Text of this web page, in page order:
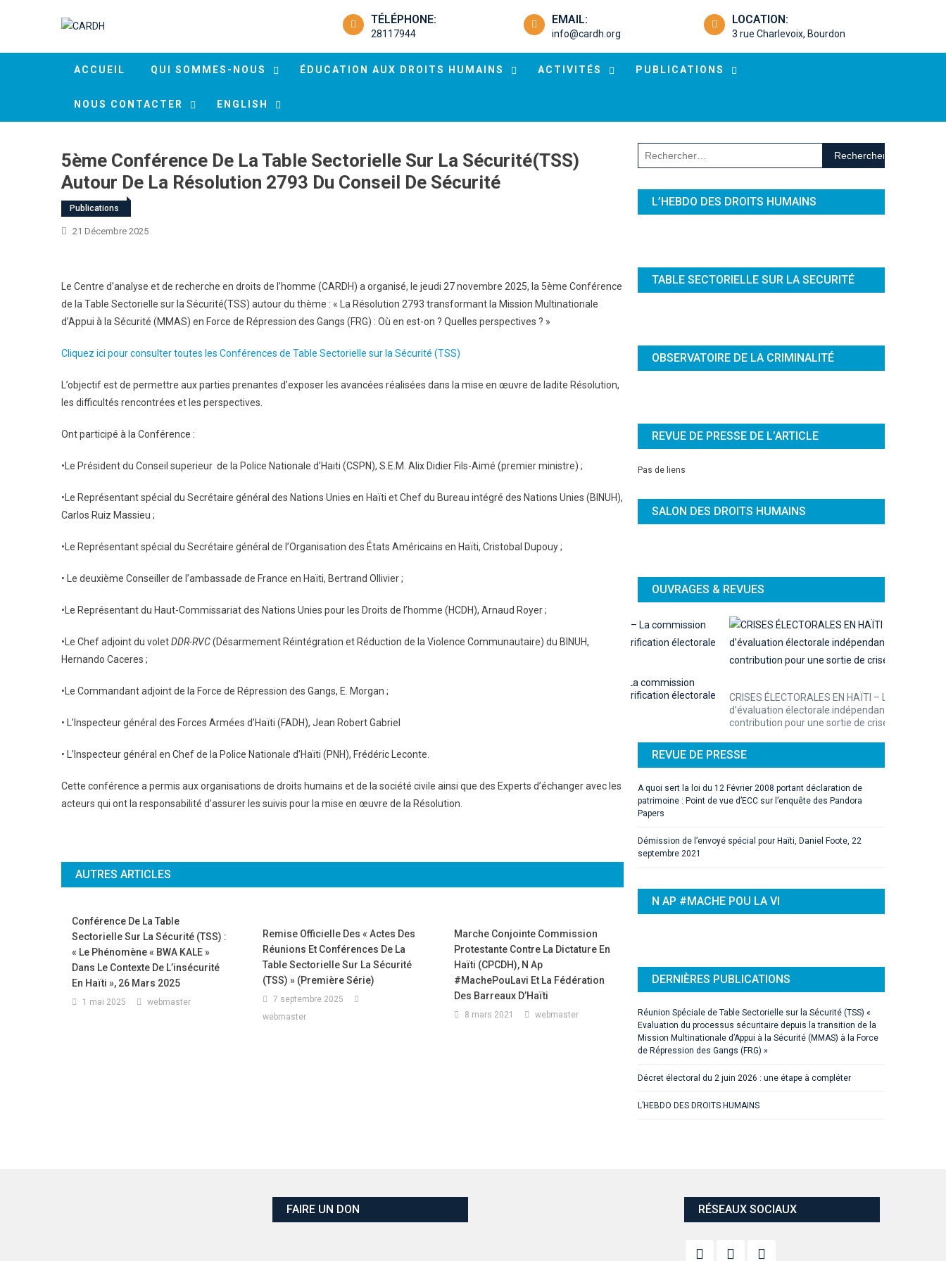
TÉLÉPHONE:
28117944
EMAIL:
info@cardh.org
LOCATION:
3 rue Charlevoix, Bourdon
ACCUEIL QUI SOMMES-NOUS ÉDUCATION AUX DROITS HUMAINS ACTIVITÉS PUBLICATIONS
NOUS CONTACTER ENGLISH
5ème Conférence De La Table Sectorielle Sur La Sécurité(TSS)
Autour De La Résolution 2793 Du Conseil De Sécurité
Publications
21 Décembre 2025
Le Centre d’analyse et de recherche en droits de l’homme (CARDH) a organisé, le jeudi 27 novembre 2025, la 5ème Conférence
de la Table Sectorielle sur la Sécurité(TSS) autour du thème : « La Résolution 2793 transformant la Mission Multinationale
d’Appui à la Sécurité (MMAS) en Force de Répression des Gangs (FRG) : Où en est-on ? Quelles perspectives ? »
Cliquez ici pour consulter toutes les Conférences de Table Sectorielle sur la Sécurité (TSS)
L’objectif est de permettre aux parties prenantes d’exposer les avancées réalisées dans la mise en œuvre de ladite Résolution,
les difficultés rencontrées et les perspectives.
Ont participé à la Conférence :
•Le Président du Conseil superieur de la Police Nationale d’Haiti (CSPN), S.E.M. Alix Didier Fils-Aimé (premier ministre) ;
•Le Représentant spécial du Secrétaire général des Nations Unies en Haïti et Chef du Bureau intégré des Nations Unies (BINUH),
Carlos Ruiz Massieu ;
•Le Représentant spécial du Secrétaire général de l’Organisation des États Américains en Haïti, Cristobal Dupouy ;
• Le deuxième Conseiller de l’ambassade de France en Haïti, Bertrand Ollivier ;
•Le Représentant du Haut-Commissariat des Nations Unies pour les Droits de l’homme (HCDH), Arnaud Royer ;
•Le Chef adjoint du voletDDR-RVC(Désarmement Réintégration et Réduction de la Violence Communautaire) du BINUH,
Hernando Caceres ;
•Le Commandant adjoint de la Force de Répression des Gangs, E. Morgan ;
• L’Inspecteur général des Forces Armées d’Haïti (FADH), Jean Robert Gabriel
• L’Inspecteur général en Chef de la Police Nationale d’Haïti (PNH), Frédéric Leconte.
Cette conférence a permis aux organisations de droits humains et de la société civile ainsi que des Experts d’échanger avec les
acteurs qui ont la responsabilité d’assurer les suivis pour la mise en œuvre de la Résolution.
AUTRES ARTICLES
Conférence De La Table
Sectorielle Sur La Sécurité (TSS) :
« Le Phénomène « BWA KALE »
Dans Le Contexte De L’insécurité
En Haïti », 26 Mars 2025
1 mai 2025 webmaster
Remise Officielle Des « Actes Des
Réunions Et Conférences De La
Table Sectorielle Sur La Sécurité
(TSS) » (première Série)
7 septembre 2025
webmaster
Marche Conjointe Commission
Protestante Contre La Dictature En
Haïti (CPCDH), N Ap
#MachePouLavi Et La Fédération
Des Barreaux D’Haïti
8 mars 2021 webmaster
Rechercher :
L’HEBDO DES DROITS HUMAINS
TABLE SECTORIELLE SUR LA SECURITÉ
OBSERVATOIRE DE LA CRIMINALITÉ
REVUE DE PRESSE DE L’ARTICLE
Pas de liens
SALON DES DROITS HUMAINS
OUVRAGES & REVUES
CRISES ÉLECTORALES EN HAÏTI – La Commission
d’évaluation électorale indépendante (CEEI):
contribution pour une sortie de crise
REVUE DE PRESSE
A quoi sert la loi du 12 Février 2008 portant déclaration de
patrimoine : Point de vue d’ECC sur l’enquête des Pandora
Papers
Démission de l’envoyé spécial pour Haïti, Daniel Foote, 22
septembre 2021
N AP #MACHE POU LA VI
DERNIÈRES PUBLICATIONS
Réunion Spéciale de Table Sectorielle sur la Sécurité (TSS) «
Evaluation du processus sécuritaire depuis la transition de la
Mission Multinationale d’Appui à la Sécurité (MMAS) à la Force
de Répression des Gangs (FRG) »
Décret électoral du 2 juin 2026 : une étape à compléter
L’HEBDO DES DROITS HUMAINS
FAIRE UN DON RÉSEAUX SOCIAUX